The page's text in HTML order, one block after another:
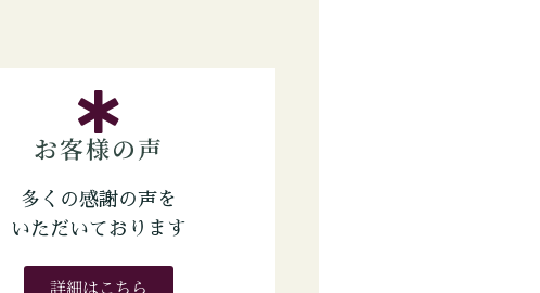
お客様の声
多くの感謝の声を
いただいております
詳細はこちら